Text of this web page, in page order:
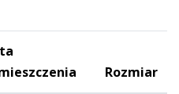
Rozmiar